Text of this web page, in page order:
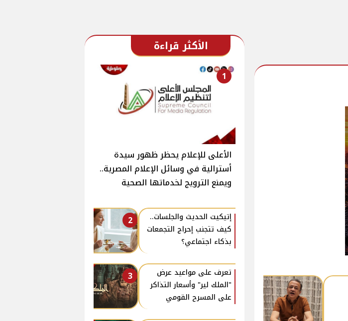
الأكثر قراءة
1
الأعلى للإعلام يحظر ظهور سيدة
أسترالية في وسائل الإعلام المصرية..
ويمنع الترويج لخدماتها الصحية
2
إتيكيت الحديث والجلسات..
كيف تتجنب إحراج التجمعات
بذكاء اجتماعي؟
3
تعرف على مواعيد عرض
"الملك لير" وأسعار التذاكر
على المسرح القومي